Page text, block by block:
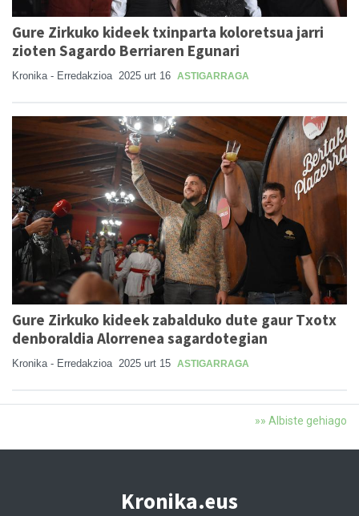
Gure Zirkuko kideek txinparta koloretsua jarri
zioten Sagardo Berriaren Egunari
Kronika - Erredakzioa 2025 urt 16 ASTIGARRAGA
Gure Zirkuko kideek zabalduko dute gaur Txotx
denboraldia Alorrenea sagardotegian
Kronika - Erredakzioa 2025 urt 15 ASTIGARRAGA
»» Albiste gehiago
Kronika.eus